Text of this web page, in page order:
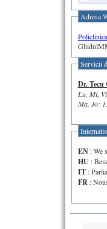
Adresa
Servicii
Dr.
Lu, Mi,
Ma, Jo:
EN: We
HU:
IT:
FR :